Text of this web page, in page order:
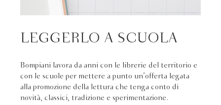
LEGGERLO A SCUOLA
Bompiani lavora da anni con le librerie del territorio e
con le scuole per mettere a punto un’offerta legata
alla promozione della lettura che tenga conto di
novità, classici, tradizione e sperimentazione.